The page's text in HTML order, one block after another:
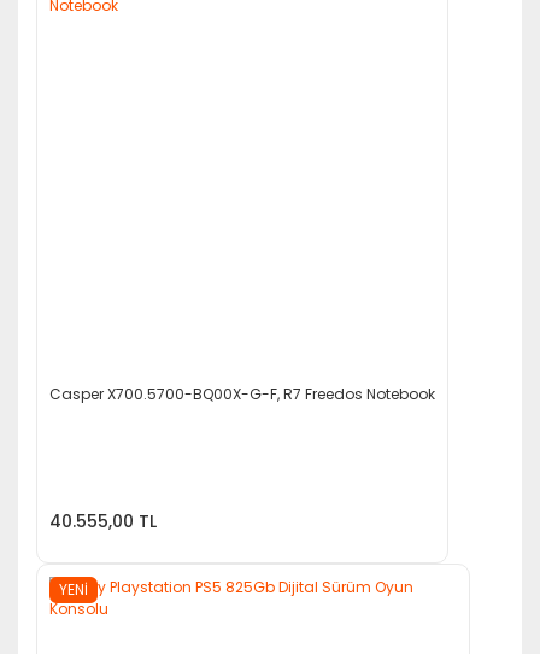
Casper X700.5700-BQ00X-G-F, R7 Freedos Notebook
40.555,00 TL
YENİ